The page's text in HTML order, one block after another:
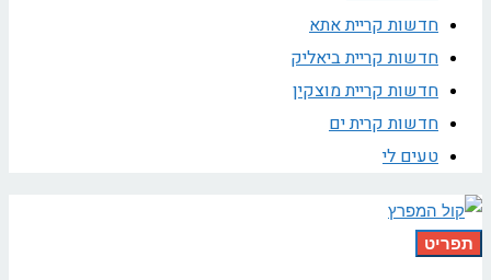
חדשות קריית אתא
חדשות קריית ביאליק
חדשות קריית מוצקין
חדשות קרית ים
טעים לי
תפריט